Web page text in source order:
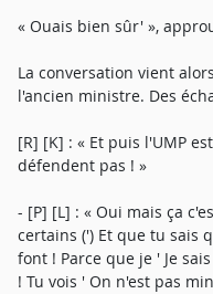
« Ouais bien sûr' »,
La conversation vient
l'ancien ministre. Des
[R] [K] : « Et puis l'UMP
défendent pas ! »
- [P] [L] : « Oui mais ça
certains (') Et que tu sais
font ! Parce que je ' Je
! Tu vois ' On n'est pas